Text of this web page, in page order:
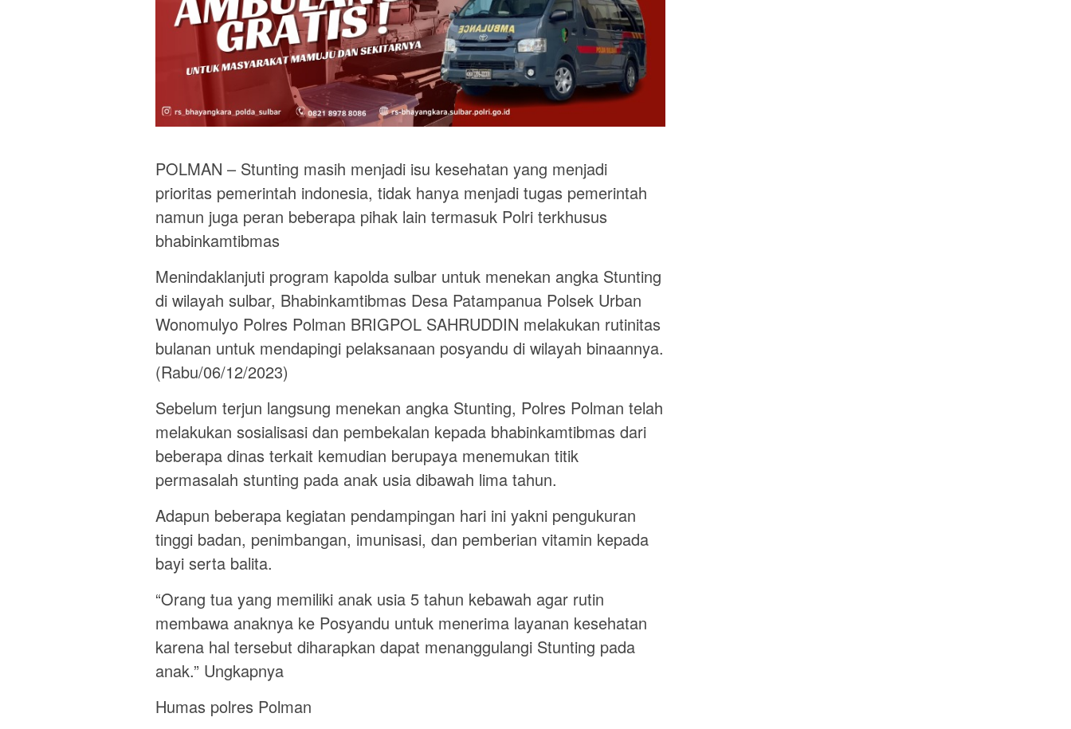
POLMAN – Stunting masih menjadi isu kesehatan yang menjadi
prioritas pemerintah indonesia, tidak hanya menjadi tugas pemerintah
namun juga peran beberapa pihak lain termasuk Polri terkhusus
bhabinkamtibmas
Menindaklanjuti program kapolda sulbar untuk menekan angka Stunting
di wilayah sulbar, Bhabinkamtibmas Desa Patampanua Polsek Urban
Wonomulyo Polres Polman BRIGPOL SAHRUDDIN melakukan rutinitas
bulanan untuk mendapingi pelaksanaan posyandu di wilayah binaannya.
(Rabu/06/12/2023)
Sebelum terjun langsung menekan angka Stunting, Polres Polman telah
melakukan sosialisasi dan pembekalan kepada bhabinkamtibmas dari
beberapa dinas terkait kemudian berupaya menemukan titik
permasalah stunting pada anak usia dibawah lima tahun.
Adapun beberapa kegiatan pendampingan hari ini yakni pengukuran
tinggi badan, penimbangan, imunisasi, dan pemberian vitamin kepada
bayi serta balita.
“Orang tua yang memiliki anak usia 5 tahun kebawah agar rutin
membawa anaknya ke Posyandu untuk menerima layanan kesehatan
karena hal tersebut diharapkan dapat menanggulangi Stunting pada
anak.” Ungkapnya
Humas polres Polman